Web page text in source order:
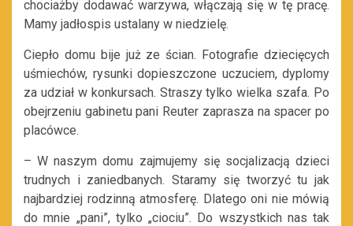
chociażby dodawać warzywa, włączają się w tę pracę.
Mamy jadłospis ustalany w niedzielę.
Ciepło domu bije już ze ścian. Fotografie dziecięcych
uśmiechów, rysunki dopieszczone uczuciem, dyplomy
za udział w konkursach. Straszy tylko wielka szafa. Po
obejrzeniu gabinetu pani Reuter zaprasza na spacer po
placówce.
– W naszym domu zajmujemy się socjalizacją dzieci
trudnych i zaniedbanych. Staramy się tworzyć tu jak
najbardziej rodzinną atmosferę. Dlatego oni nie mówią
do mnie „pani”, tylko „ciociu”. Do wszystkich nas tak